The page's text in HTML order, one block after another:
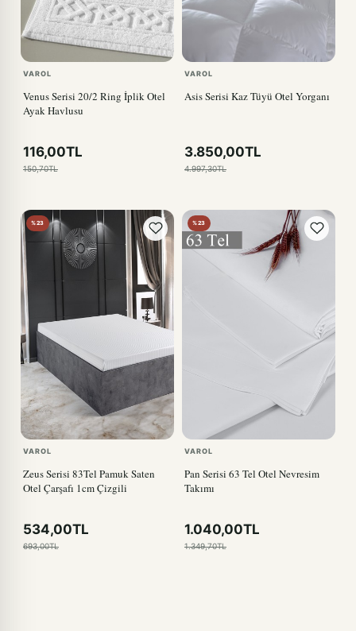
VAROL
Venus Serisi 20/2 Ring İplik Otel
Ayak Havlusu
116,00TL
150,70TL
VAROL
Asis Serisi Kaz Tüyü Otel Yorganı
3.850,00TL
4.997,30TL
%23
VAROL
Zeus Serisi 83Tel Pamuk Saten
Otel Çarşafı 1cm Çizgili
534,00TL
693,00TL
%23
VAROL
Pan Serisi 63 Tel Otel Nevresim
Takımı
1.040,00TL
1.349,70TL